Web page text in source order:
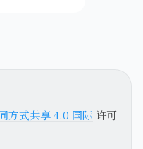
方式共享 4.0 国际 许可